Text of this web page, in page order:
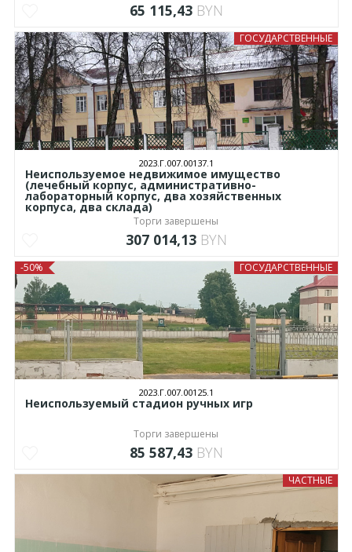
65 115,43 BYN
ГОСУДАРСТВЕННЫЕ
2023.Г.007.00137.1
Неиспользуемое недвижимое имущество
(лечебный корпус, административно-
лабораторный корпус, два хозяйственных
корпуса, два склада)
Торги завершены
307 014,13 BYN
ГОСУДАРСТВЕННЫЕ
-50%
2023.Г.007.00125.1
Неиспользуемый стадион ручных игр
Торги завершены
85 587,43 BYN
ЧАСТНЫЕ